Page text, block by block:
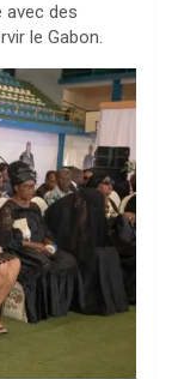
avec des
le Gabon.